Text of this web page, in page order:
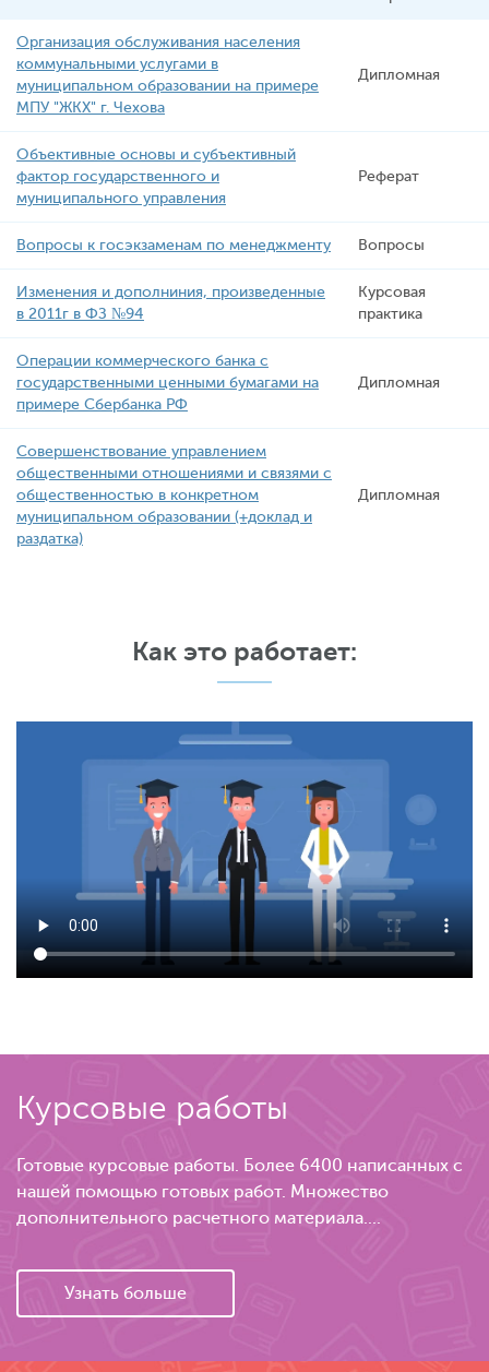
Организация обcлуживания населения
коммунальными услугами в
муниципальном образовании на примере
МПУ "ЖКХ" г. Чехова
Дипломная
Объективные основы и субъективный
фактор государственного и
муниципального управления
Реферат
Вопросы к госэкзаменам по менеджменту Вопросы
Изменения и дополниния, произведенные
в 2011г в ФЗ №94
Курсовая
практика
Операции коммерческого банка с
государственными ценными бумагами на
примере Сбербанка РФ
Дипломная
Совершенствование управлением
общественными отношениями и связями с
общественностью в конкретном
муниципальном образовании (+доклад и
раздатка)
Дипломная
Как это работает:
Курсовые работы
Готовые курсовые работы. Более 6400 написанных с
нашей помощью готовых работ. Множество
дополнительного расчетного материала....
Узнать больше